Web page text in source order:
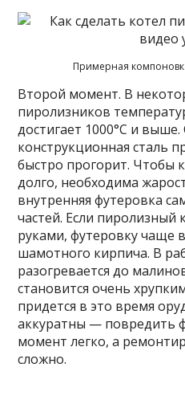
Примерная
Второй момент. В
пиролизников
достигает 1000°C и
конструкционная сталь
быстро прогорит. Чтобы
долго, необходима
внутренняя футеровка
частей. Если пиролизный
руками, футеровку чаще
шамотного кирпича. В
разогревается до
становится очень
придется в это время
аккуратны — повредить
момент легко, а
сложно.